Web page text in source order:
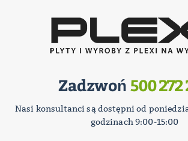
Zadzwoń 500 272
Nasi konsultanci są dostępni od
godzinach 9:00-15:00